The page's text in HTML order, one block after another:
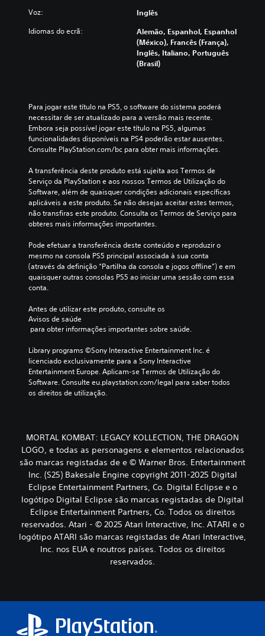
Voz: Inglês
Idiomas do ecrã:
Alemão, Espanhol, Espanhol
(México), Francês (França),
Inglês, Italiano, Português
(Brasil)
Para jogar este título na PS5, o software do sistema poderá
necessitar de ser atualizado para a versão mais recente.
Embora seja possível jogar este título na PS5, algumas
funcionalidades disponíveis na PS4 poderão estar ausentes.
Consulte PlayStation.com/bc para obter mais informações.
A transferência deste produto está sujeita aos Termos de
Serviço da PlayStation e aos nossos Termos de Utilização do
Software, além de quaisquer condições adicionais específicas
aplicáveis a este produto. Se não desejas aceitar estes termos,
não transfiras este produto. Consulta os Termos de Serviço para
obteres mais informações importantes.
Pode efetuar a transferência deste conteúdo e reproduzir o
mesmo na consola PS5 principal associada à sua conta
(através da definição “Partilha da consola e jogos offline”) e em
quaisquer outras consolas PS5 ao iniciar uma sessão com essa
conta.
Antes de utilizar este produto, consulte os
Avisos de saúde
para obter informações importantes sobre saúde.
Library programs ©Sony Interactive Entertainment Inc. é
licenciado exclusivamente para a Sony Interactive
Entertainment Europe. Aplicam-se Termos de Utilização do
Software. Consulte eu.playstation.com/legal para saber todos
os direitos de utilização.
MORTAL KOMBAT: LEGACY KOLLECTION, THE DRAGON
LOGO, e todas as personagens e elementos relacionados
são marcas registadas de e © Warner Bros. Entertainment
Inc. (S25) Bakesale Engine copyright 2011-2025 Digital
Eclipse Entertainment Partners, Co. Digital Eclipse e o
logótipo Digital Eclipse são marcas registadas de Digital
Eclipse Entertainment Partners, Co. Todos os direitos
reservados. Atari - © 2025 Atari Interactive, Inc. ATARI e o
logótipo ATARI são marcas registadas de Atari Interactive,
Inc. nos EUA e noutros países. Todos os direitos
reservados.